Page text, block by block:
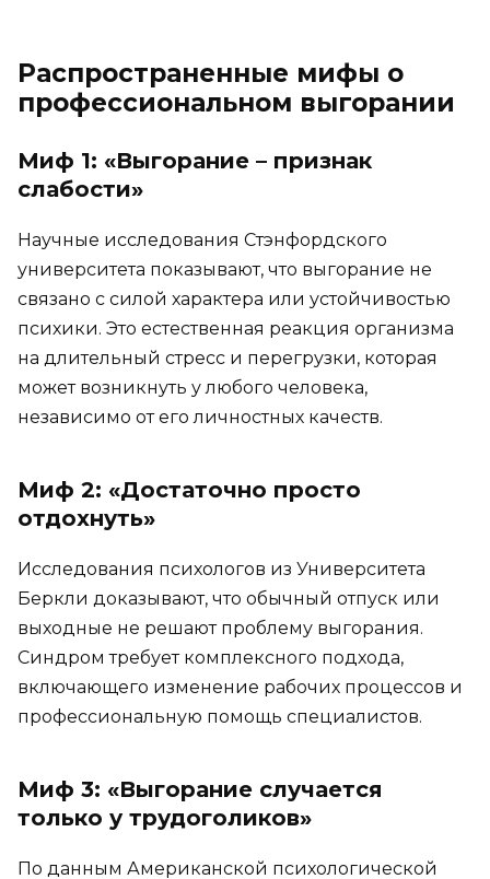
Распространенные мифы о
профессиональном выгорании
Миф 1: «Выгорание – признак
слабости»
Научные исследования Стэнфордского
университета показывают, что выгорание не
связано с силой характера или устойчивостью
психики. Это естественная реакция организма
на длительный стресс и перегрузки, которая
может возникнуть у любого человека,
независимо от его личностных качеств.
Миф 2: «Достаточно просто
отдохнуть»
Исследования психологов из Университета
Беркли доказывают, что обычный отпуск или
выходные не решают проблему выгорания.
Синдром требует комплексного подхода,
включающего изменение рабочих процессов и
профессиональную помощь специалистов.
Миф 3: «Выгорание случается
только у трудоголиков»
По данным Американской психологической